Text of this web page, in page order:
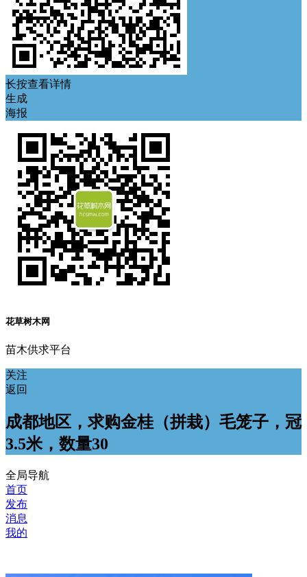
长按查看详情
生成
海报
花草树木网
苗木供求平台
关注
返回
成都地区，求购金桂（拼栽）毛笼子，冠
3.5米，数量30
全局导航
首页
发布
消息
我的